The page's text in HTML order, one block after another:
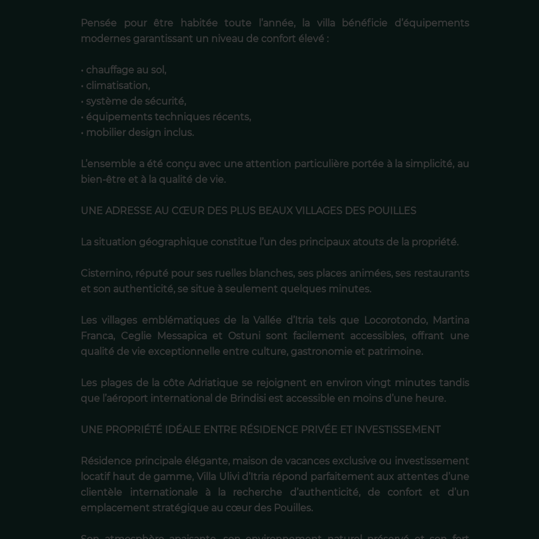
Pensée pour être habitée toute l’année, la villa bénéficie d’équipements
modernes garantissant un niveau de confort élevé :
• chauffage au sol,
• climatisation,
• système de sécurité,
• équipements techniques récents,
• mobilier design inclus.
L’ensemble a été conçu avec une attention particulière portée à la simplicité, au
bien-être et à la qualité de vie.
UNE ADRESSE AU CŒUR DES PLUS BEAUX VILLAGES DES POUILLES
La situation géographique constitue l’un des principaux atouts de la propriété.
Cisternino, réputé pour ses ruelles blanches, ses places animées, ses restaurants
et son authenticité, se situe à seulement quelques minutes.
Les villages emblématiques de la Vallée d’Itria tels que Locorotondo, Martina
Franca, Ceglie Messapica et Ostuni sont facilement accessibles, offrant une
qualité de vie exceptionnelle entre culture, gastronomie et patrimoine.
Les plages de la côte Adriatique se rejoignent en environ vingt minutes tandis
que l’aéroport international de Brindisi est accessible en moins d’une heure.
UNE PROPRIÉTÉ IDÉALE ENTRE RÉSIDENCE PRIVÉE ET INVESTISSEMENT
Résidence principale élégante, maison de vacances exclusive ou investissement
locatif haut de gamme, Villa Ulivi d’Itria répond parfaitement aux attentes d’une
clientèle internationale à la recherche d’authenticité, de confort et d’un
emplacement stratégique au cœur des Pouilles.